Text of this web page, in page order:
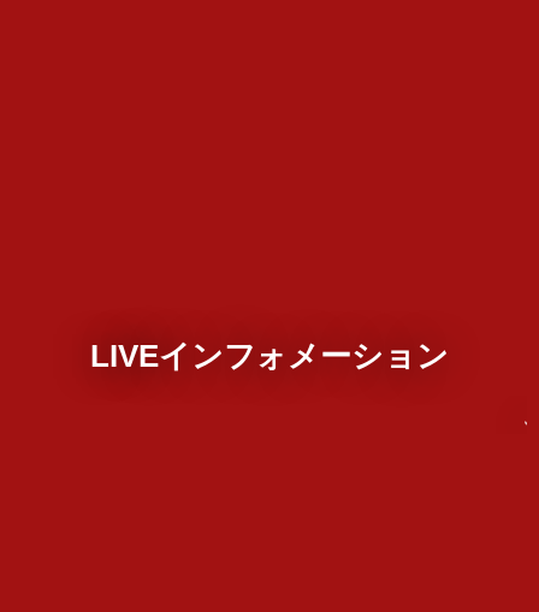
LIVEインフォメーション